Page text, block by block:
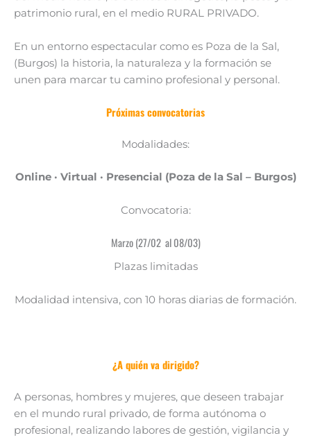
patrimonio rural, en el medio RURAL PRIVADO.
En un entorno espectacular como es Poza de la Sal,
(Burgos) la historia, la naturaleza y la formación se
unen para marcar tu camino profesional y personal.
Próximas convocatorias
Modalidades:
Online · Virtual · Presencial (Poza de la Sal – Burgos)
Convocatoria:
Marzo (27/02 al 08/03)
Plazas limitadas
Modalidad intensiva, con 10 horas diarias de formación.
¿A quién va dirigido?
A personas, hombres y mujeres, que deseen trabajar
en el mundo rural privado, de forma autónoma o
profesional, realizando labores de gestión, vigilancia y